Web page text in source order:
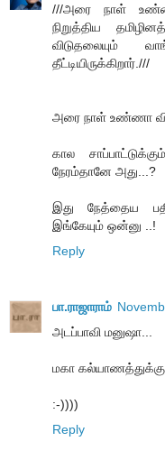
///அரை நாள்
நிறுத்திய
விடுதலையும்
தீட்டியிருக்கிறார்.///
அரை நாள் உண்ணா
கால
நேரம்தானே அது...?
இது நேத்தைய
இங்கேயும் ஒன்னு ..!
Reply
பா.ராஜாராம்
அடப்பாவி மனுஷா...
மகா கல்யாணத்துக்கு
:-))))
Reply